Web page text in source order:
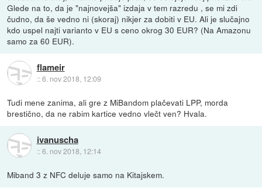
Glede na to, da je "najnovejša" izdaja v tem razredu , se mi zdi
čudno, da še vedno ni (skoraj) nikjer za dobiti v EU. Ali je slučajno
kdo uspel najti varianto v EU s ceno okrog 30 EUR? (Na Amazonu
samo za 60 EUR).
flameir
::6. nov 2018, 12:09
Tudi mene zanima, ali gre z MiBandom plačevati LPP, morda
brestično, da ne rabim kartice vedno vlečt ven? Hvala.
ivanuscha
::6. nov 2018, 12:14
Miband 3 z NFC deluje samo na Kitajskem.